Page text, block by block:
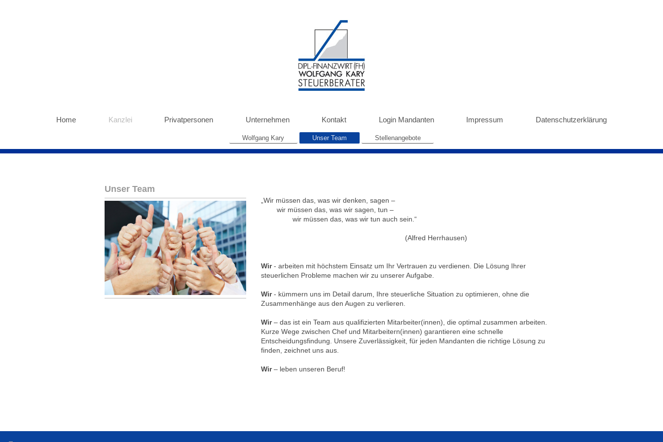
Home Kanzlei Privatpersonen Unternehmen Kontakt Login Mandanten Impressum Datenschutzerklärung
Wolfgang Kary Unser Team Stellenangebote
Unser Team
„Wir müssen das, was wir denken, sagen –
wir müssen das, was wir sagen, tun –
wir müssen das, was wir tun auch sein.“
(Alfred Herrhausen)
Wir- arbeiten mit höchstem Einsatz um Ihr Vertrauen zu verdienen. Die Lösung Ihrer
steuerlichen Probleme machen wir zu unserer Aufgabe.
Wir- kümmern uns im Detail darum, Ihre steuerliche Situation zu optimieren, ohne die
Zusammenhänge aus den Augen zu verlieren.
Wir– das ist ein Team aus qualifizierten Mitarbeiter(innen), die optimal zusammen arbeiten.
Kurze Wege zwischen Chef und Mitarbeitern(innen) garantieren eine schnelle
Entscheidungsfindung. Unsere Zuverlässigkeit, für jeden Mandanten die richtige Lösung zu
finden, zeichnet uns aus.
Wir– leben unseren Beruf!